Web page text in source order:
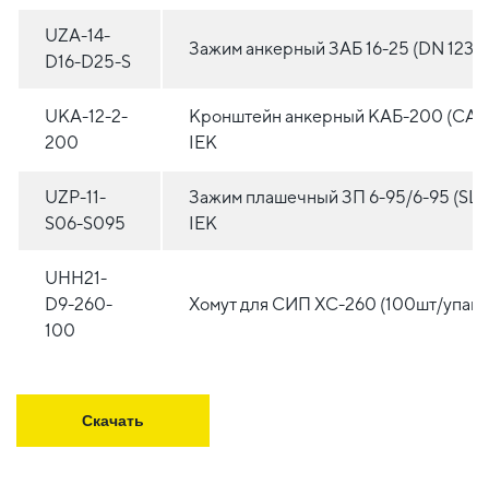
UZA-14-
D16-D25-S
Зажим анкерный ЗАБ 16-25 (DN 123)
UKA-12-2-
200
Кронштейн анкерный КАБ-200
IEK
UZP-11-
S06-S095
Зажим плашечный ЗП 6-95/6-95
IEK
UHH21-
D9-260-
100
Хомут для СИП ХС-260 (100шт/упак)
Скачать